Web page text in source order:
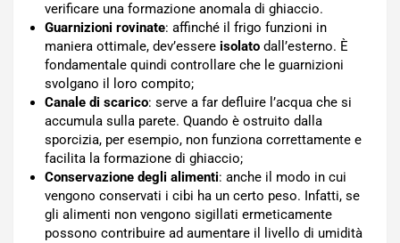
verificare una formazione anomala di ghiaccio.
Guarnizioni rovinate: affinché il frigo funzioni in
maniera ottimale, dev’essere isolato dall’esterno. È
fondamentale quindi controllare che le guarnizioni
svolgano il loro compito;
Canale di scarico: serve a far defluire l’acqua che si
accumula sulla parete. Quando è ostruito dalla
sporcizia, per esempio, non funziona correttamente e
facilita la formazione di ghiaccio;
Conservazione degli alimenti: anche il modo in cui
vengono conservati i cibi ha un certo peso. Infatti, se
gli alimenti non vengono sigillati ermeticamente
possono contribuire ad aumentare il livello di umidità